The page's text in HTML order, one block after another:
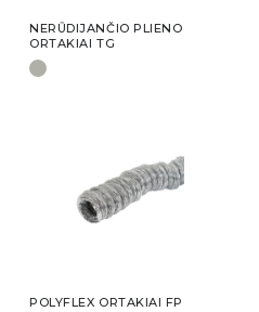
NERŪDIJANČIO PLIENO
ORTAKIAI TG
POLYFLEX ORTAKIAI FP